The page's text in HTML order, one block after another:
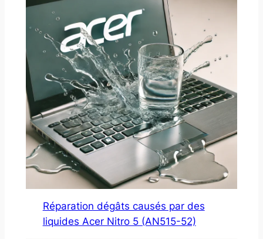
Réparation dégâts causés par des
liquides Acer Nitro 5 (AN515-52)